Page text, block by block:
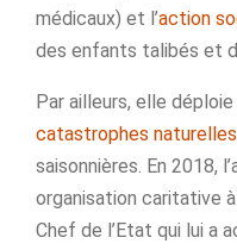
médicaux) et l’action
des enfants talibés et
Par ailleurs, elle
catastrophes naturelles
saisonnières. En 2018,
organisation caritative
Chef de l’Etat qui lui a